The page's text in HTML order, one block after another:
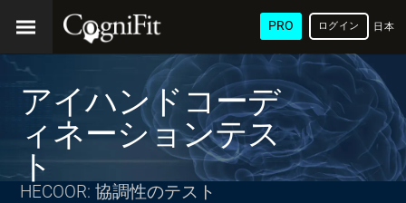
PRO 日本
ログイン
アイハンドコーデ
ィネーションテス
ト
HECOOR: 協調性のテスト